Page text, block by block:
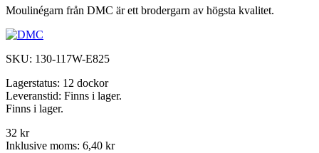
Moulinégarn från DMC är ett brodergarn av högsta kvalitet.
SKU: 130-117W-E825
Lagerstatus: 12 dockor
Leveranstid: Finns i lager.
Finns i lager.
32 kr
Inklusive moms: 6,40 kr